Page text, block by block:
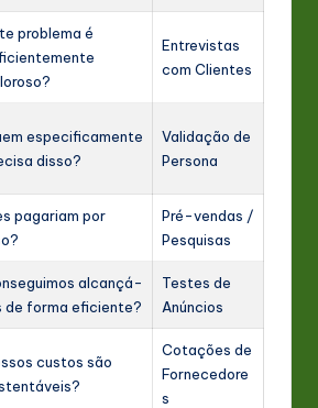
problema é
Entrevistas
com Clientes
especificamente
disso?
Validação de
Persona
pagariam por
Pré-vendas /
Pesquisas
alcançá-
de forma eficiente?
Testes de
Anúncios
custos são
Cotações de
Fornecedore
s